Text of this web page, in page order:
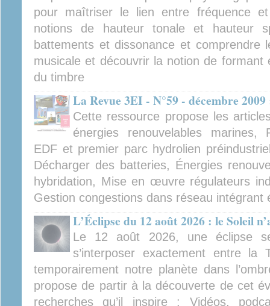
pour maîtriser le lien entre fréquence
notions de hauteur tonale et hauteur
battements et dissonance et comprendre
musicale et découvrir la notion de formant
du timbre
La Revue 3EI - N°59 - décembre
Cette ressource propose les
énergies renouvelables marines,
EDF et premier parc hydrolien
Décharger des batteries, Énergies
hybridation, Mise en œuvre régulateurs
Gestion congestions dans réseau intégrant
L’Éclipse du 12 août 2026 : le Soleil
Le 12 août 2026, une éclipse
s’interposer exactement entre la
temporairement notre planète dans
propose de partir à la découverte de cet
recherches qu’il inspire : Vidéos,